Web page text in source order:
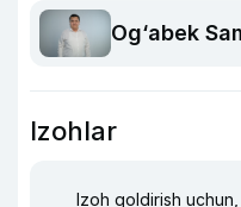
Og‘abek
Izohlar
Izoh qoldirish